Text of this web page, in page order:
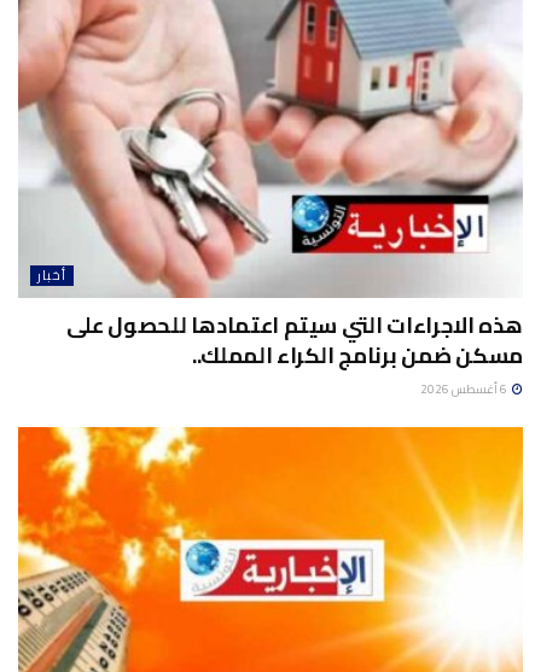
أخبار
هذه الاجراءات التي سيتم اعتمادها للحصول على
مسكن ضمن برنامج الكراء المملك..